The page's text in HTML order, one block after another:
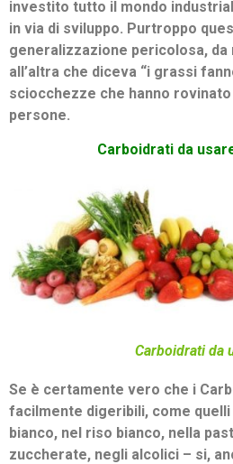
investito tutto il mondo
in via di sviluppo. Purtroppo
generalizzazione pericolosa,
all’altra che diceva “i grassi
sciocchezze che hanno
persone.
Carboidrati da
Carboidrati da
Se è certamente vero che i
facilmente digeribili, come
bianco, nel riso bianco, nella
zuccherate, negli alcolici – si,